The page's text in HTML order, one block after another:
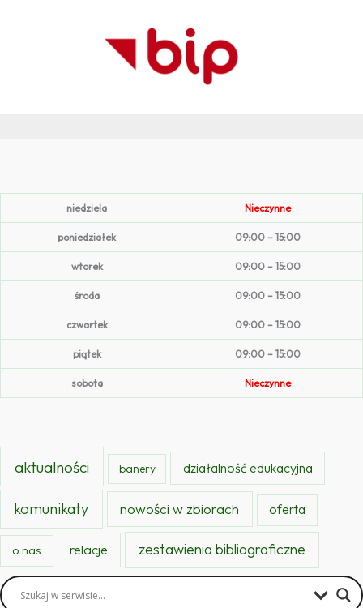
niedziela Nieczynne
poniedziałek 09:00 – 15:00
wtorek 09:00 – 15:00
środa 09:00 – 15:00
czwartek 09:00 – 15:00
piątek 09:00 – 15:00
sobota Nieczynne
aktualności banery działalność edukacyjna
komunikaty nowości w zbiorach oferta
o nas relacje zestawienia bibliograficzne